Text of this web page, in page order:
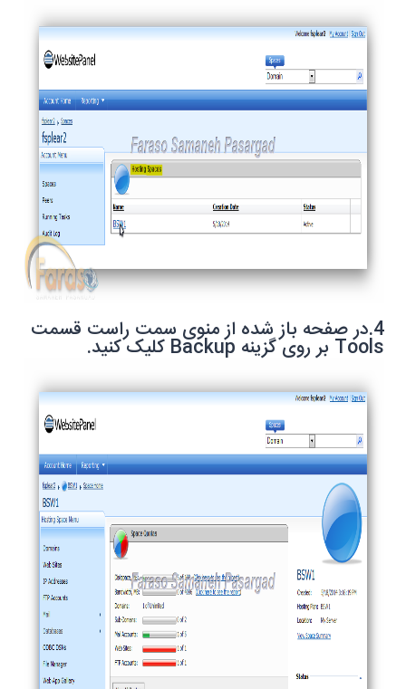
4.در صفحه باز شده از منوی سمت راست قسمت
Tools بر روی گزینه Backup کلیک کنید.